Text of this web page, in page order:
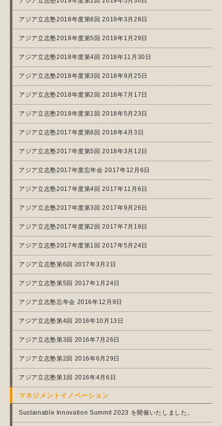
アジア立志塾2018年度第6回 2019年3月28日
アジア立志塾2018年度第5回 2019年1月29日
アジア立志塾2018年度第4回 2018年11月30日
アジア立志塾2018年度第3回 2018年9月25日
アジア立志塾2018年度第2回 2018年7月17日
アジア立志塾2018年度第1回 2018年5月23日
アジア立志塾2017年度第6回 2018年4月3日
アジア立志塾2017年度第5回 2018年3月12日
アジア立志塾2017年度忘年会 2017年12月6日
アジア立志塾2017年度第4回 2017年11月6日
アジア立志塾2017年度第3回 2017年9月26日
アジア立志塾2017年度第2回 2017年7月19日
アジア立志塾2017年度第1回 2017年5月24日
アジア立志塾第6回 2017年3月2日
アジア立志塾第5回 2017年1月24日
アジア立志塾忘年会 2016年12月9日
アジア立志塾第4回 2016年10月13日
アジア立志塾第3回 2016年7月26日
アジア立志塾第2回 2016年6月29日
アジア立志塾第1回 2016年4月6日
マネジメントイノベーション
Sustainable Innovation Summit 2023 を開催いたしました。